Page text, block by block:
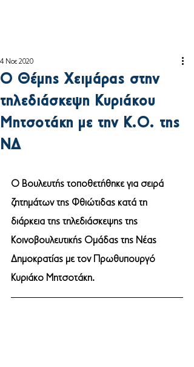
Ο Θέμης Χειμάρας στην
τηλεδιάσκεψη Κυριάκου
Μητσοτάκη με την Κ.Ο. της
ΝΔ
4 Νοε 2020
Ο Βουλευτής τοποθετήθηκε για σειρά
ζητημάτων της Φθιώτιδας κατά τη
διάρκεια της τηλεδιάσκεψης της
Κοινοβουλευτικής Ομάδας της Νέας
Δημοκρατίας με τον Πρωθυπουργό
Κυριάκο Μητσoτάκη.